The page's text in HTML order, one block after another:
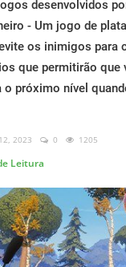
desenvolvidos
- Um jogo de
os inimigos para
que permitirão que
o próximo nível
2023 0 1205
Leitura